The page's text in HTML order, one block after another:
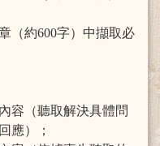
（約600字）中擷取必
容（聽取解決具體問
應）；